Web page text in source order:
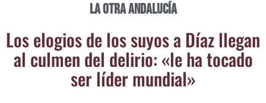
La otra Andalucía
Los elo­gios de los suyos a Díaz lle­gan
al cul­men del deli­rio: «le ha toca­do
ser líder mundial»